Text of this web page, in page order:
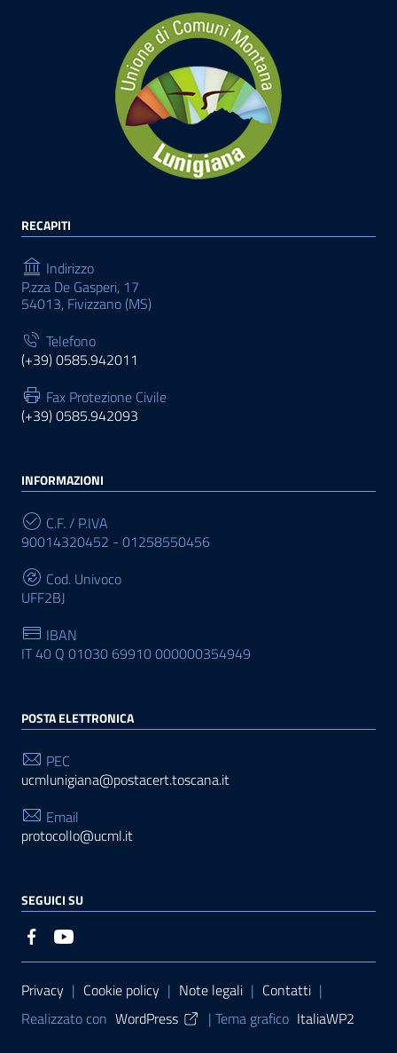
RECAPITI
Indirizzo
P.zza De Gasperi, 17
54013, Fivizzano (MS)
Telefono
(+39) 0585.942011
Fax Protezione Civile
(+39) 0585.942093
INFORMAZIONI
C.F. / P.IVA
90014320452 - 01258550456
Cod. Univoco
UFF2BJ
IBAN
IT 40 Q 01030 69910 000000354949
POSTA ELETTRONICA
PEC
ucmlunigiana@postacert.toscana.it
Email
protocollo@ucml.it
SEGUICI SU
Sezione Link Utili
Privacy | Cookie policy | Note legali | Contatti |
Realizzato con WordPress | Tema grafico ItaliaWP2